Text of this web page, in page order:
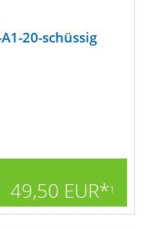
20-schüssig
49,50 EUR*1